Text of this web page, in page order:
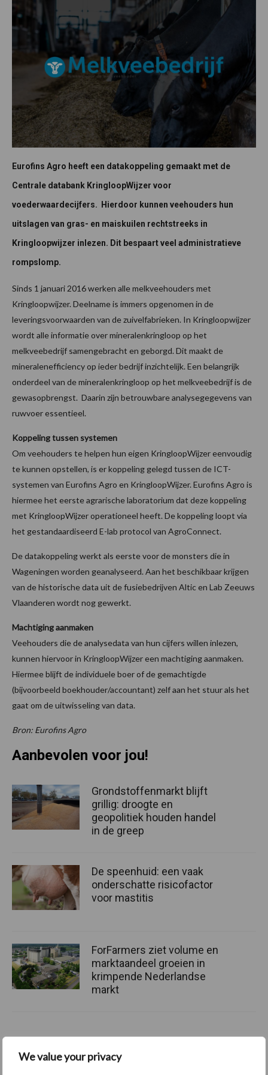
We value your privacy
Eurofins Agro heeft een datakoppeling gemaakt met de
Centrale databank KringloopWijzer voor
voederwaardecijfers. Hierdoor kunnen veehouders hun
uitslagen van gras- en maiskuilen rechtstreeks in
Kringloopwijzer inlezen. Dit bespaart veel administratieve
rompslomp.
Sinds 1 januari 2016 werken alle melkveehouders met
Kringloopwijzer. Deelname is immers opgenomen in de
leveringsvoorwaarden van de zuivelfabrieken. In Kringloopwijzer
wordt alle informatie over mineralenkringloop op het
melkveebedrijf samengebracht en geborgd. Dit maakt de
mineralenefficiency op ieder bedrijf inzichtelijk. Een belangrijk
onderdeel van de mineralenkringloop op het melkveebedrijf is de
gewasopbrengst. Daarin zijn betrouwbare analysegegevens van
ruwvoer essentieel.
Koppeling tussen systemen
Om veehouders te helpen hun eigen KringloopWijzer eenvoudig
te kunnen opstellen, is er koppeling gelegd tussen de ICT-
systemen van Eurofins Agro en KringloopWijzer. Eurofins Agro is
hiermee het eerste agrarische laboratorium dat deze koppeling
met KringloopWijzer operationeel heeft. De koppeling loopt via
het gestandaardiseerd E-lab protocol van AgroConnect.
De datakoppeling werkt als eerste voor de monsters die in
Wageningen worden geanalyseerd. Aan het beschikbaar krijgen
van de historische data uit de fusiebedrijven Altic en Lab Zeeuws
Vlaanderen wordt nog gewerkt.
Machtiging aanmaken
Veehouders die de analysedata van hun cijfers willen inlezen,
kunnen hiervoor in KringloopWijzer een machtiging aanmaken.
Hiermee blijft de individuele boer of de gemachtigde
(bijvoorbeeld boekhouder/accountant) zelf aan het stuur als het
gaat om de uitwisseling van data.
Bron: Eurofins Agro
Aanbevolen voor jou!
Grondstoffenmarkt blijft
grillig: droogte en
geopolitiek houden handel
in de greep
De speenhuid: een vaak
onderschatte risicofactor
voor mastitis
ForFarmers ziet volume en
marktaandeel groeien in
krimpende Nederlandse
markt